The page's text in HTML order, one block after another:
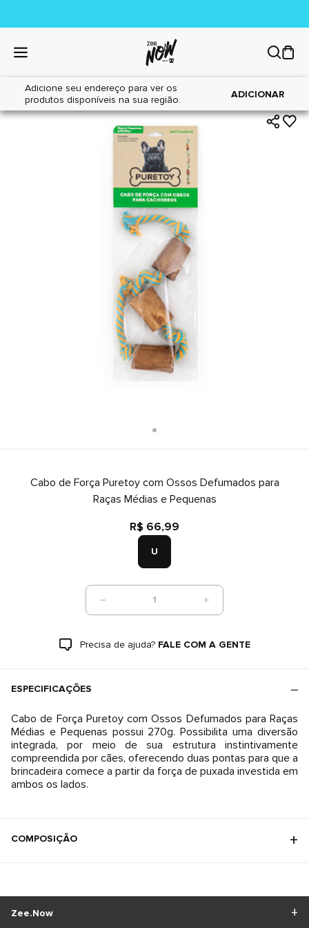
Adicione seu endereço para ver os
produtos disponíveis na sua região.
ADICIONAR
Home|Cães|Brinquedos
Cabo de Força Puretoy com Ossos Defumados para
Raças Médias e Pequenas
R$ 66,99
U
1
Precisa de ajuda? FALE COM A GENTE
ESPECIFICAÇÕES
Cabo de Força Puretoy com Ossos Defumados para Raças
Médias e Pequenas possui 270g. Possibilita uma diversão
integrada, por meio de sua estrutura instintivamente
compreendida por cães, oferecendo duas pontas para que a
brincadeira comece a partir da força de puxada investida em
ambos os lados.
COMPOSIÇÃO
Zee.Now